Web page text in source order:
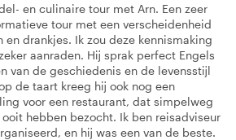
en culinaire tour met Arn. Een zeer
tour met een verscheidenheid
en drankjes. Ik zou deze kennismaking
aanraden. Hij sprak perfect Engels
van de geschiedenis en de levensstijl
de taart kreeg hij ook nog een
voor een restaurant, dat simpelweg
hebben bezocht. Ik ben reisadviseur
en hij was een van de beste.